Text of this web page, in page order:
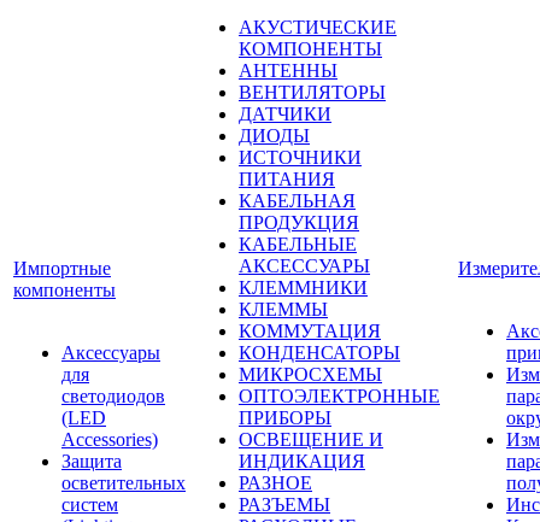
Импортные
компоненты
Аксессуары
для
светодиодов
(LED
Accessories)
Защита
осветительных
систем
АКУСТИЧЕСКИЕ
КОМПОНЕНТЫ
АНТЕННЫ
ВЕНТИЛЯТОРЫ
ДАТЧИКИ
ДИОДЫ
ИСТОЧНИКИ
ПИТАНИЯ
КАБЕЛЬНАЯ
ПРОДУКЦИЯ
КАБЕЛЬНЫЕ
АКСЕССУАРЫ
КЛЕММНИКИ
КЛЕММЫ
КОММУТАЦИЯ
КОНДЕНСАТОРЫ
МИКРОСХЕМЫ
ОПТОЭЛЕКТРОННЫЕ
ПРИБОРЫ
ОСВЕЩЕНИЕ И
ИНДИКАЦИЯ
РАЗНОЕ
РАЗЪЕМЫ